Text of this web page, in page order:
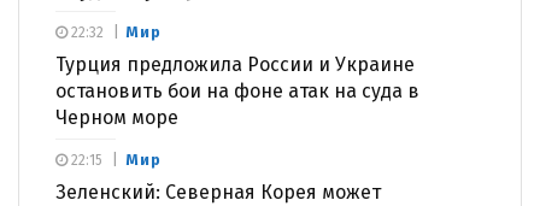
Мир
Турция предложила России и Украине
остановить бои на фоне атак на суда в
Черном море
22:32
Мир
Зеленский: Северная Корея может
22:15